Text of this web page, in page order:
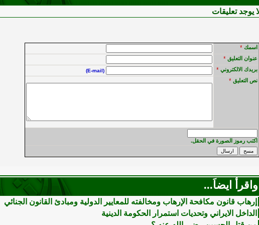
يوجد تعليقات
اسمك *
عنوان التعليق *
بريدك الالكتروني *
(E-mail)
نص التعليق *
اكتب رموز الصورة في الحقل.
واقرأ ايضاَ...
إرهاب قانون مكافحة الإرهاب ومخالفته للمعايير الدولية ومبادئ القانون الجنائي
الداخل الايراني وتحديات استمرار الحكومة الدينية